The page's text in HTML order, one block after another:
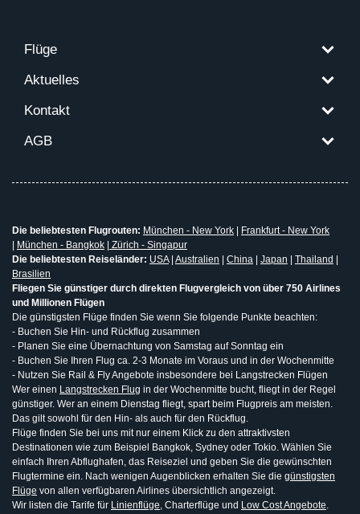
Flüge
Aktuelles
Kontakt
AGB
Die beliebtesten Flugrouten: München - New York
Frankfurt - New York
München - Bangkok
Zürich - Singapur
Die beliebtesten Reiseländer: USA| Australien China Japan Thailand
Brasilien
Fliegen Sie günstiger durch direkten Flugvergleich von über 750 Airlines
und Millionen Flügen
Die günstigsten Flüge finden Sie wenn Sie folgende Punkte beachten:
- Buchen Sie Hin- und Rückflug zusammen
- Planen Sie eine Übernachtung von Samstag auf Sonntag ein
- Buchen Sie Ihren Flug ca. 2-3 Monate im Voraus und in der Wochenmitte
- Nutzen Sie Rail & Fly Angebote insbesondere bei Langstrecken Flügen
Wer einen Langstrecken Flug in der Wochenmitte bucht, fliegt in der Regel
günstiger. Wer an einem Dienstag fliegt, spart beim Flugpreis am meisten.
Das gilt sowohl für den Hin- als auch für den Rückflug.
Flüge finden Sie bei uns mit nur einem Klick zu den attraktivsten
Destinationen wie zum Beispiel Bangkok, Sydney oder Tokio. Wählen Sie
einfach Ihren Abflughafen, das Reiseziel und geben Sie die gewünschten
Flugtermine ein. Nach wenigen Augenblicken erhalten Sie die günstigsten
Flüge von allen verfügbaren Airlines übersichtlich angezeigt.
Wir listen die Tarife für Linienflüge, Charterflüge und Low Cost Angebote.